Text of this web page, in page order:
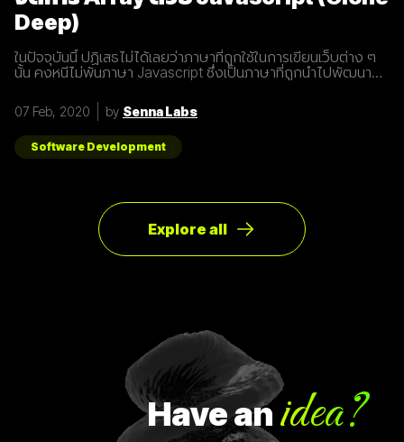
Deep)
ในปัจจุบันนี้ ปฏิเสธไม่ได้เลยว่าภาษาที่ถูกใช้ในการเขียนเว็บต่าง ๆ
นั้น คงหนีไม่พ้นภาษา Javascript ซึ่งเป็นภาษาที่ถูกนำไปพัฒนา
รูปแบบการเขียนภาษา Javascript ที่แตกต่างกัน เราเลยมีแนวทาง
การเขียนที่หลากหลาย มาแบ่งปันเพื่อน ๆ เกี่ยวกับการจัดการ
Array ด้วยภาษา Javascript กัน เรามาดูตัวอย่างกันเลยดีกว่า
โดยปกติแล้วการ copy ค่าจาก value type ธรรมดา สามารถเขียน
ได้ดังนี้
07 Feb, 2020 by Senna Labs
Software Development
Explore all
Haveanidea?